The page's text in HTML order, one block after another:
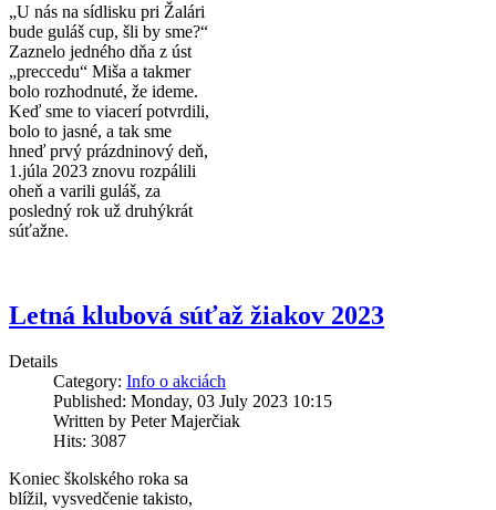
„U nás na sídlisku pri Žalári
bude guláš cup, šli by sme?“
Zaznelo jedného dňa z úst
„preccedu“ Miša a takmer
bolo rozhodnuté, že ideme.
Keď sme to viacerí potvrdili,
bolo to jasné, a tak sme
hneď prvý prázdninový deň,
1.júla 2023 znovu rozpálili
oheň a varili guláš, za
posledný rok už druhýkrát
súťažne.
Letná klubová súťaž žiakov 2023
Details
Category: Info o akciách
Published: Monday, 03 July 2023 10:15
Written by Peter Majerčiak
Hits: 3087
Koniec školského roka sa
blížil, vysvedčenie takisto,